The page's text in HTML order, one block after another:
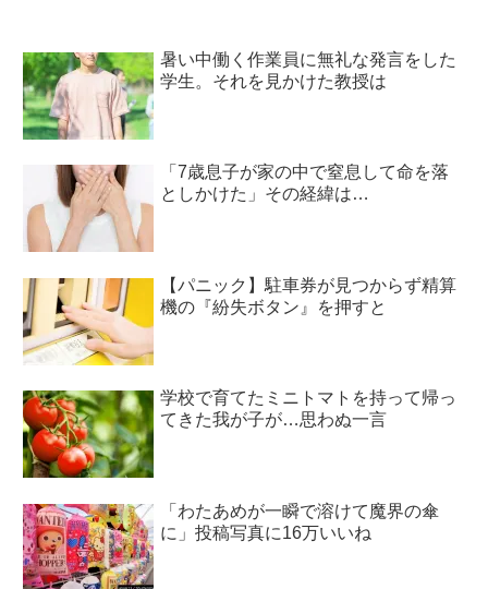
暑い中働く作業員に無礼な発言をした
学生。それを見かけた教授は
「7歳息子が家の中で窒息して命を落
としかけた」その経緯は…
【パニック】駐車券が見つからず精算
機の『紛失ボタン』を押すと
学校で育てたミニトマトを持って帰っ
てきた我が子が…思わぬ一言
「わたあめが一瞬で溶けて魔界の傘
に」投稿写真に16万いいね